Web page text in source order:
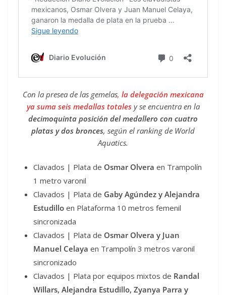
Con la presea de las gemelas, la delegación mexicana
ya suma seis medallas totales y se encuentra en la
decimoquinta posición del medallero con cuatro
platas y dos bronces, según el ranking de World
Aquatics.
Clavados | Plata de Osmar Olvera en Trampolín
1 metro varonil
Clavados | Plata de Gaby Agúndez y Alejandra
Estudillo en Plataforma 10 metros femenil
sincronizada
Clavados | Plata de Osmar Olvera y Juan
Manuel Celaya en Trampolín 3 metros varonil
sincronizado
Clavados | Plata por equipos mixtos de Randal
Willars, Alejandra Estudillo, Zyanya Parra y